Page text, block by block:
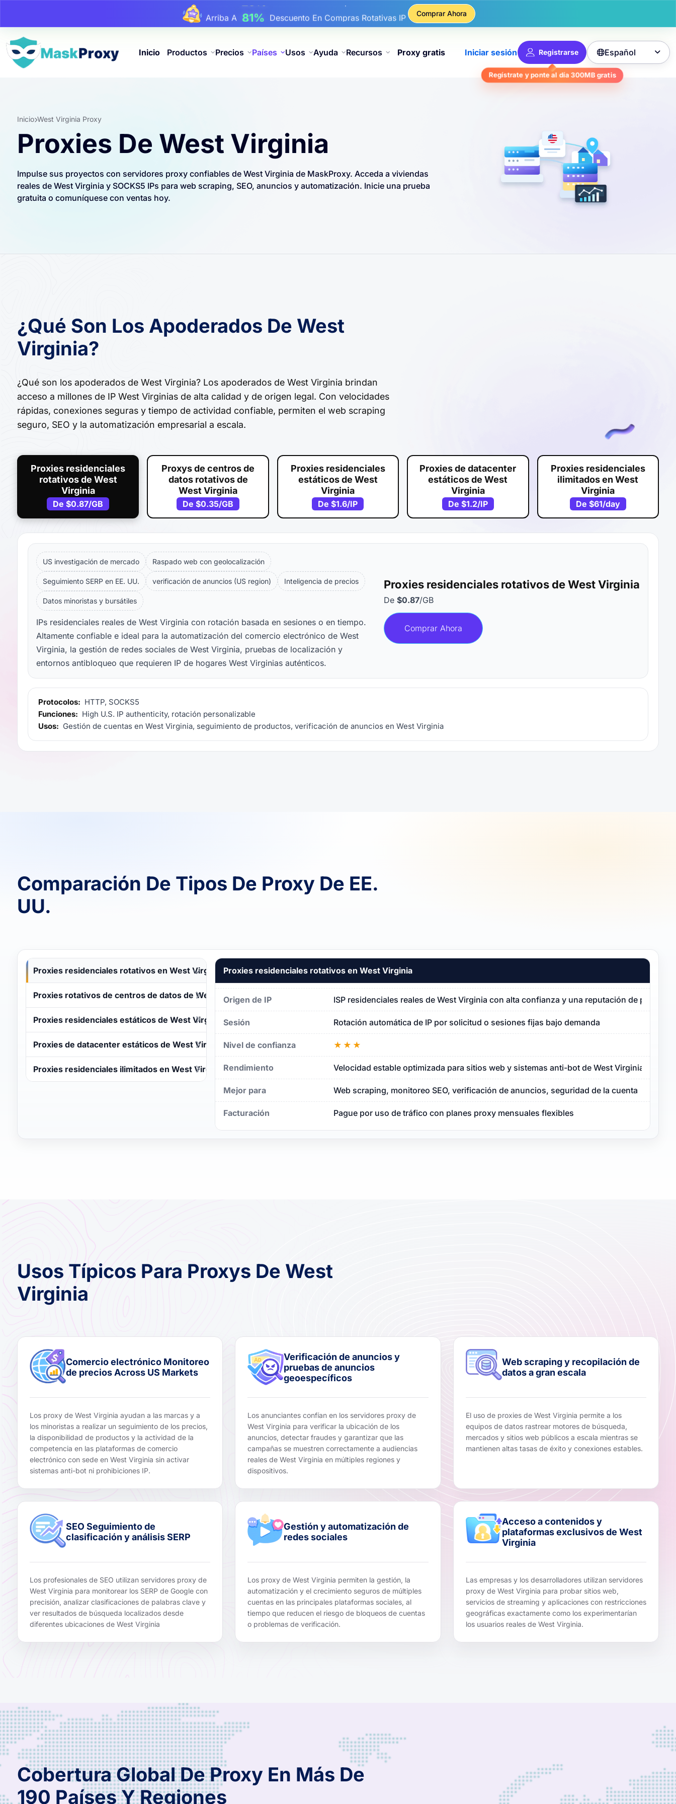
Arriba A 17%De Descuento Adicional En Recargas
Arriba A25%Descuento En Compras Estáticas IP
81%
Comprar Ahora
Inicio Productos Precios Países Usos Ayuda Recursos Proxy gratis Iniciar sesión Registrarse
Regístrate y ponte al día 300MBgratis
Español 
Inicio West Virginia Proxy
Proxies De West Virginia
Impulse sus proyectos con servidores proxy confiables de West Virginia de MaskProxy. Acceda a viviendas
reales de West Virginia y SOCKS5 IPs para web scraping, SEO, anuncios y automatización. Inicie una prueba
gratuita o comuníquese con ventas hoy.
¿Qué Son Los Apoderados De West
Virginia?
¿Qué son los apoderados de West Virginia? Los apoderados de West Virginia brindan
acceso a millones de IP West Virginias de alta calidad y de origen legal. Con velocidades
rápidas, conexiones seguras y tiempo de actividad confiable, permiten el web scraping
seguro, SEO y la automatización empresarial a escala.
Proxies residenciales
rotativos de West
Virginia
De$0.87/GB
Proxys de centros de
datos rotativos de
West Virginia
De$0.35/GB
Proxies residenciales
estáticos de West
Virginia
De$1.6/IP
Proxies de datacenter
estáticos de West
Virginia
De $1.2/IP
Proxies residenciales
ilimitados en West
Virginia
De $61/day
US investigación de mercado Raspado web con geolocalización
Seguimiento SERP en EE. UU. verificación de anuncios (US region) Inteligencia de precios
Datos minoristas y bursátiles
IPs residenciales reales de West Virginia con rotación basada en sesiones o en tiempo.
Altamente confiable e ideal para la automatización del comercio electrónico de West
Virginia, la gestión de redes sociales de West Virginia, pruebas de localización y
entornos antibloqueo que requieren IP de hogares West Virginias auténticos.
Proxies residenciales rotativos de West Virginia
De $0.87/GB
Comprar Ahora
Protocolos: HTTP, SOCKS5
Funciones: High U.S. IP authenticity, rotación personalizable
Usos: Gestión de cuentas en West Virginia, seguimiento de productos, verificación de anuncios en West Virginia
Comparación De Tipos De Proxy De EE.
UU.
Proxies residenciales rotativos en West Virginia
Proxies rotativos de centros de datos de West Virginia
Proxies residenciales estáticos de West Virginia
Proxies de datacenter estáticos de West Virginia
Proxies residenciales ilimitados en West Virginia
Proxies residenciales rotativos en West Virginia
Origen de IP ISP residenciales reales de West Virginia con alta confianza y una reputación de proxy
Sesión Rotación automática de IP por solicitud o sesiones fijas bajo demanda
Nivel de confianza ★★★
Rendimiento Velocidad estable optimizada para sitios web y sistemas anti-bot de West Virginia
Mejor para Web scraping, monitoreo SEO, verificación de anuncios, seguridad de la cuenta
Facturación Pague por uso de tráfico con planes proxy mensuales flexibles
Usos Típicos Para Proxys De West
Virginia
Comercio electrónico Monitoreo
de precios Across US Markets
Los proxy de West Virginia ayudan a las marcas y a
los minoristas a realizar un seguimiento de los precios,
la disponibilidad de productos y la actividad de la
competencia en las plataformas de comercio
electrónico con sede en West Virginia sin activar
sistemas anti-bot ni prohibiciones IP.
Verificación de anuncios y
pruebas de anuncios
geoespecíficos
Los anunciantes confían en los servidores proxy de
West Virginia para verificar la ubicación de los
anuncios, detectar fraudes y garantizar que las
campañas se muestren correctamente a audiencias
reales de West Virginia en múltiples regiones y
dispositivos.
Web scraping y recopilación de
datos a gran escala
El uso de proxies de West Virginia permite a los
equipos de datos rastrear motores de búsqueda,
mercados y sitios web públicos a escala mientras se
mantienen altas tasas de éxito y conexiones estables.
SEO Seguimiento de
clasificación y análisis SERP
Los profesionales de SEO utilizan servidores proxy de
West Virginia para monitorear los SERP de Google con
precisión, analizar clasificaciones de palabras clave y
ver resultados de búsqueda localizados desde
diferentes ubicaciones de West Virginia
Gestión y automatización de
redes sociales
Los proxy de West Virginia permiten la gestión, la
automatización y el crecimiento seguros de múltiples
cuentas en las principales plataformas sociales, al
tiempo que reducen el riesgo de bloqueos de cuentas
o problemas de verificación.
Acceso a contenidos y
plataformas exclusivos de West
Virginia
Las empresas y los desarrolladores utilizan servidores
proxy de West Virginia para probar sitios web,
servicios de streaming y aplicaciones con restricciones
geográficas exactamente como los experimentarían
los usuarios reales de West Virginia.
Cobertura Global De Proxy En Más De
190 Países Y Regiones